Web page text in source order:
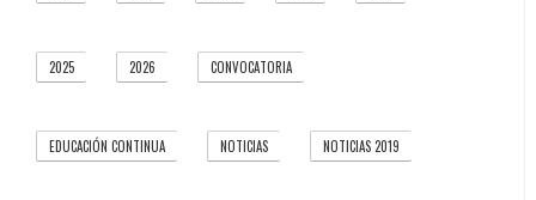
2025 2026 CONVOCATORIA
EDUCACIÓN CONTINUA NOTICIAS NOTICIAS 2019